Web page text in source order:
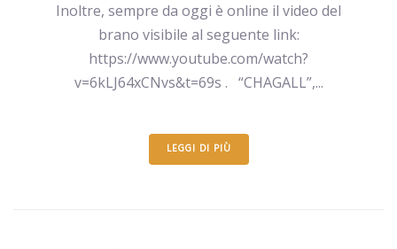
Inoltre, sempre da oggi è online il video del
brano visibile al seguente link:
https://www.youtube.com/watch?
v=6kLJ64xCNvs&t=69s . “CHAGALL”,...
LEGGI DI PIÙ